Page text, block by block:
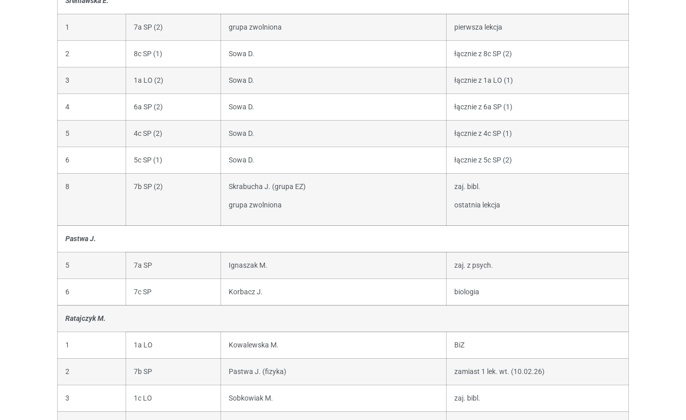
1 7a SP (2) grupa zwolniona pierwsza lekcja
2 8c SP (1) Sowa D. łącznie z 8c SP (2)
3 1a LO (2) Sowa D. łącznie z 1a LO (1)
4 6a SP (2) Sowa D. łącznie z 6a SP (1)
5 4c SP (2) Sowa D. łącznie z 4c SP (1)
6 5c SP (1) Sowa D. łącznie z 5c SP (2)
8 7b SP (2) Skrabucha J. (grupa EZ)
grupa zwolniona
zaj. bibl.
ostatnia lekcja
Pastwa J.
5 7a SP Ignaszak M. zaj. z psych.
6 7c SP Korbacz J. biologia
Ratajczyk M.
1 1a LO Kowalewska M. BiZ
2 7b SP Pastwa J. (fizyka) zamiast 1 lek. wt. (10.02.26)
3 1c LO Sobkowiak M. zaj. bibl.